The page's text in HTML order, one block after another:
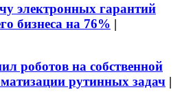
электронных гарантий
бизнеса на 76% |
роботов на собственной
рутинных задач |